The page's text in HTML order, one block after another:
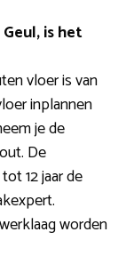
is het
vloer is van
inplannen
je de
De
12 jaar de
worden